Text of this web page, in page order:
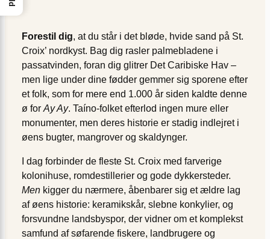
Forestil dig, at du står i det bløde, hvide sand på St.
Croix’ nordkyst. Bag dig rasler palmebladene i
passatvinden, foran dig glitrer Det Caribiske Hav –
men lige under dine fødder gemmer sig sporene efter
et folk, som for mere end 1.000 år siden kaldte denne
ø for Ay Ay. Taíno-folket efterlod ingen mure eller
monumenter, men deres historie er stadig indlejret i
øens bugter, mangrover og skaldynger.
I dag forbinder de fleste St. Croix med farverige
kolonihuse, romdestillerier og gode dykkersteder.
Men kigger du nærmere, åbenbarer sig et ældre lag
af øens historie: keramikskår, slebne konkylier, og
forsvundne landsbyspor, der vidner om et komplekst
samfund af søfarende fiskere, landbrugere og